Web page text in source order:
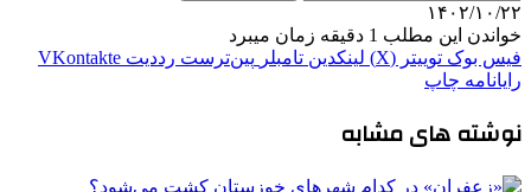
۱۴۰۲/۱۰/۲۲
خواندن این مطلب 1 دقیقه زمان میبرد
فیس بوک توییتر (X) لینکدین ‫تامبلر ‫پین‌ترست ‫رددیت ‫VKontakte
رایانامه چاپ
نوشته های مشابه